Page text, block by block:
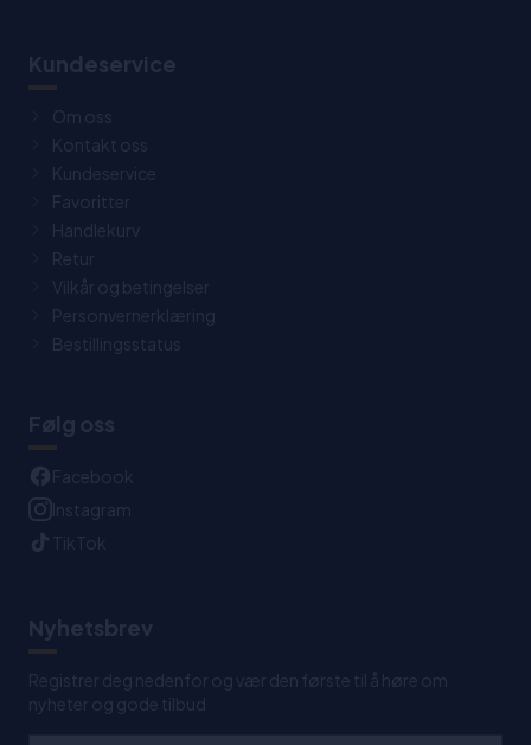
Kundeservice
Om oss
Kontakt oss
Kundeservice
Favoritter
Handlekurv
Retur
Vilkår og betingelser
Personvernerklæring
Bestillingsstatus
Følg oss
Facebook
Instagram
TikTok
Nyhetsbrev
Registrer deg nedenfor og vær den første til å høre om
nyheter og gode tilbud